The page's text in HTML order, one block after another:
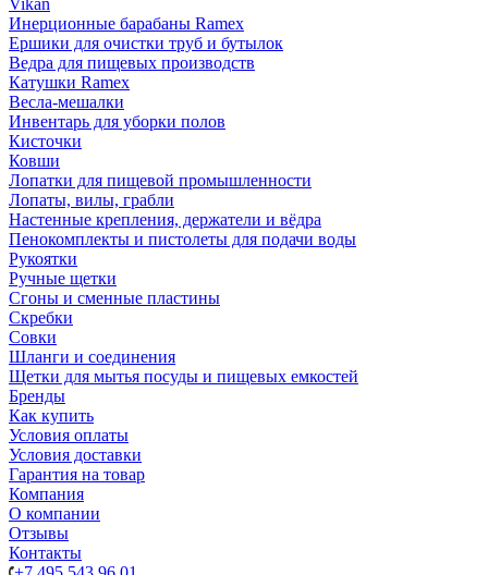
Vikan
Инерционные барабаны Ramex
Ершики для очистки труб и бутылок
Ведра для пищевых производств
Катушки Ramex
Весла-мешалки
Инвентарь для уборки полов
Кисточки
Ковши
Лопатки для пищевой промышленности
Лопаты, вилы, грабли
Настенные крепления, держатели и вёдра
Пенокомплекты и пистолеты для подачи воды
Рукоятки
Ручные щетки
Сгоны и сменные пластины
Скребки
Совки
Шланги и соединения
Щетки для мытья посуды и пищевых емкостей
Бренды
Как купить
Условия оплаты
Условия доставки
Гарантия на товар
Компания
О компании
Отзывы
Контакты